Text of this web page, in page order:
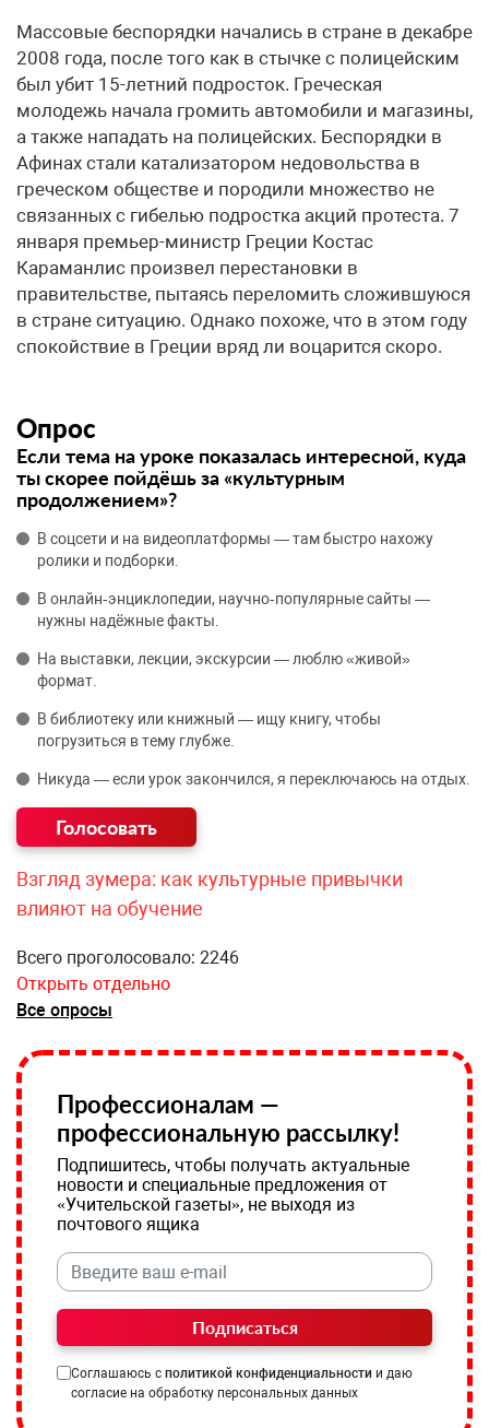
Массовые беспорядки начались в стране в декабре
2008 года, после того как в стычке с полицейским
был убит 15-летний подросток. Греческая
молодежь начала громить автомобили и магазины,
а также нападать на полицейских. Беспорядки в
Афинах стали катализатором недовольства в
греческом обществе и породили множество не
связанных с гибелью подростка акций протеста. 7
января премьер-министр Греции Костас
Караманлис произвел перестановки в
правительстве, пытаясь переломить сложившуюся
в стране ситуацию. Однако похоже, что в этом году
спокойствие в Греции вряд ли воцарится скоро.
Опрос
Если тема на уроке показалась интересной, куда
ты скорее пойдёшь за «культурным
продолжением»?
В соцсети и на видеоплатформы — там быстро нахожу
ролики и подборки.
В онлайн‑энциклопедии, научно‑популярные сайты —
нужны надёжные факты.
На выставки, лекции, экскурсии — люблю «живой»
формат.
В библиотеку или книжный — ищу книгу, чтобы
погрузиться в тему глубже.
Никуда — если урок закончился, я переключаюсь на отдых.
Взгляд зумера: как культурные привычки
влияют на обучение
Всего проголосовало: 2246
Открыть отдельно
Все опросы
Профессионалам —
профессиональную рассылку!
Подпишитесь, чтобы получать актуальные
новости и специальные предложения от
«Учительской газеты», не выходя из
почтового ящика
Подписаться
Соглашаюсь с политикой конфиденциальности и даю
согласие на обработку персональных данных